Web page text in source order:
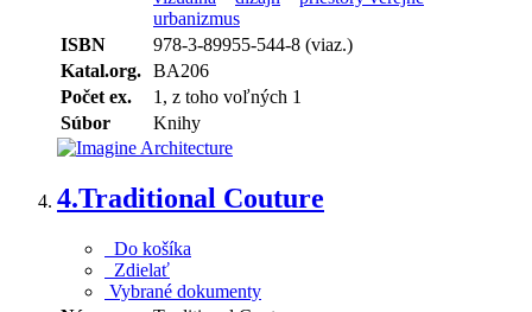
urbanizmus
ISBN
978-3-89955-544-8 (viaz.)
Katal.org. BA206
Počet ex.
1, z toho voľných 1
Súbor
Knihy
4.Traditional Couture
Do košíka
Zdielať
Vybrané dokumenty